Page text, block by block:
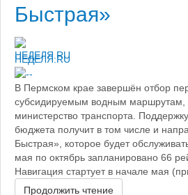
Быстрая»
НЕДЕЛЯ.RU
В Пермском крае завершён отбор
субсидируемым водным маршрутам,
министерство транспорта.
бюджета получит в том числе и
Быстрая», которое будет
мая по октябрь запланировано 66
Навигация стартует в начале мая
Продолжить чтение